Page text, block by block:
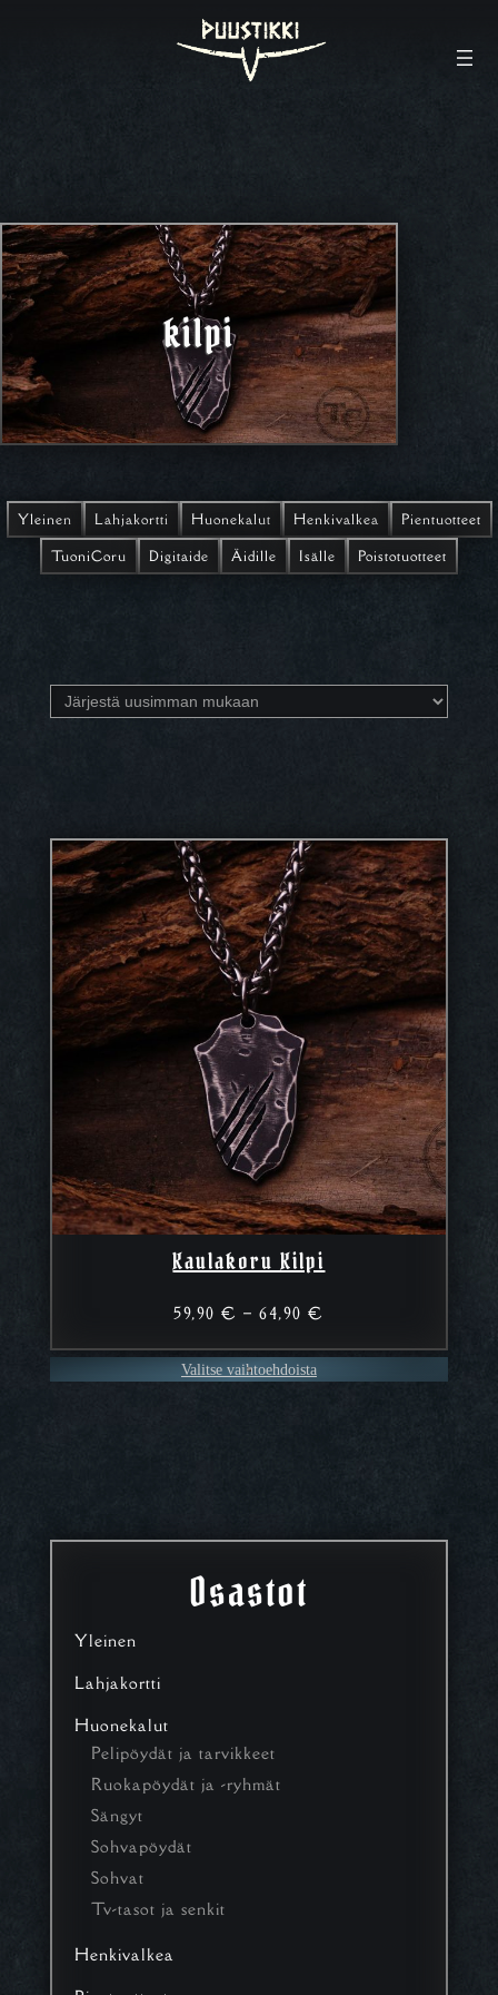
kilpi
Yleinen Lahjakortti Huonekalut Henkivalkea
Pientuotteet
TuoniCoru
Digitaide Äidille Isälle Poistotuotteet
Osastot
Yleinen
Lahjakortti
Huonekalut
Pelipöydät ja tarvikkeet
Ruokapöydät ja -ryhmät
Sängyt
Sohvapöydät
Sohvat
Tv-tasot ja senkit
Henkivalkea
Kaulakoru Kilpi
59,90€ – 64,90€
–
64,90 €
Valitse vaihtoehdoista